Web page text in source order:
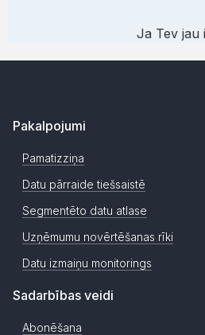
Ja Tev jau
Pakalpojumi
Pamatizziņa
Datu pārraide tiešsaistē
Segmentēto datu atlase
Uzņēmumu novērtēšanas rīki
Datu izmaiņu monitorings
Sadarbības veidi
Abonēšana